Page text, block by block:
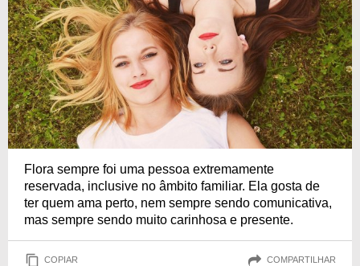
Flora sempre foi uma pessoa extremamente
reservada, inclusive no âmbito familiar. Ela gosta de
ter quem ama perto, nem sempre sendo comunicativa,
mas sempre sendo muito carinhosa e presente.
COPIAR COMPARTILHAR